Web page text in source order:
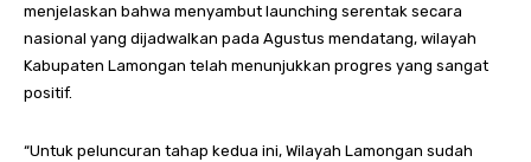
menjelaskan bahwa menyambut launching serentak secara
nasional yang dijadwalkan pada Agustus mendatang, wilayah
Kabupaten Lamongan telah menunjukkan progres yang sangat
positif.
“Untuk peluncuran tahap kedua ini, Wilayah Lamongan sudah